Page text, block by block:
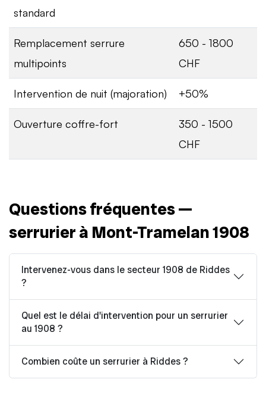
standard
Remplacement serrure
multipoints
650 - 1800
CHF
Intervention de nuit (majoration) +50%
Ouverture coffre-fort
350 - 1500
CHF
Questions fréquentes —
serrurier à Mont-Tramelan 1908
Intervenez-vous dans le secteur 1908 de Riddes
?
Quel est le délai d'intervention pour un serrurier
au 1908 ?
Combien coûte un serrurier à Riddes ?